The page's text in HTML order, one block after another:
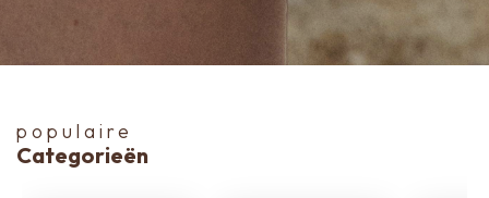
populaire
Categorieën